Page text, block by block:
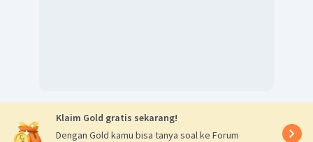
Klaim Gold gratis sekarang!
Dengan Gold kamu bisa tanya soal ke Forum